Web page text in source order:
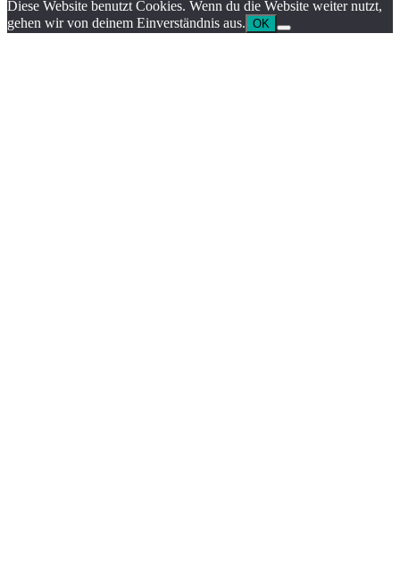
Diese Website benutzt Cookies. Wenn du die Website weiter nutzt,
gehen wir von deinem Einverständnis aus. OK